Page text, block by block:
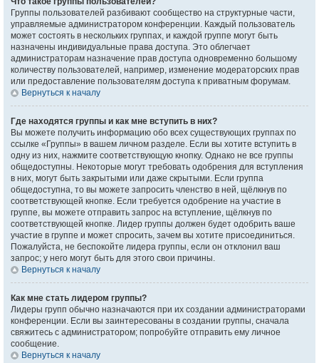
Группы пользователей разбивают сообщество на структурные части,
управляемые администратором конференции. Каждый пользователь
может состоять в нескольких группах, и каждой группе могут быть
назначены индивидуальные права доступа. Это облегчает
администраторам назначение прав доступа одновременно большому
количеству пользователей, например, изменение модераторских прав
или предоставление пользователям доступа к приватным форумам.
Вернуться к началу
Где находятся группы и как мне вступить в них?
Вы можете получить информацию обо всех существующих группах по
ссылке «Группы» в вашем личном разделе. Если вы хотите вступить в
одну из них, нажмите соответствующую кнопку. Однако не все группы
общедоступны. Некоторые могут требовать одобрения для вступления
в них, могут быть закрытыми или даже скрытыми. Если группа
общедоступна, то вы можете запросить членство в ней, щёлкнув по
соответствующей кнопке. Если требуется одобрение на участие в
группе, вы можете отправить запрос на вступление, щёлкнув по
соответствующей кнопке. Лидер группы должен будет одобрить ваше
участие в группе и может спросить, зачем вы хотите присоединиться.
Пожалуйста, не беспокойте лидера группы, если он отклонил ваш
запрос; у него могут быть для этого свои причины.
Вернуться к началу
Как мне стать лидером группы?
Лидеры групп обычно назначаются при их создании администраторами
конференции. Если вы заинтересованы в создании группы, сначала
свяжитесь с администратором; попробуйте отправить ему личное
сообщение.
Вернуться к началу